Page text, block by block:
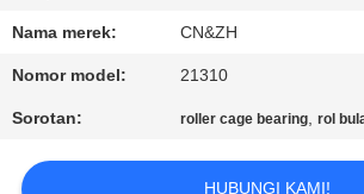
KAMI
BERITA
PERMINTAAN
Nama merek: CN&ZH
Nomor model: 21310
Sorotan: roller cage bearing,rol
HUBUNGI KAMI!